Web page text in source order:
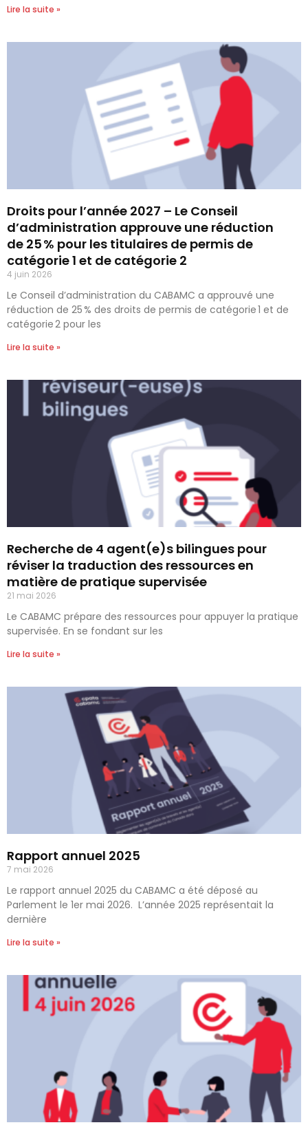
Lire la suite »
Droits pour l’année 2027 – Le Conseil
d’administration approuve une réduction
de 25 % pour les titulaires de permis de
catégorie 1 et de catégorie 2
4 juin 2026
Le Conseil d’administration du CABAMC a approuvé une
réduction de 25 % des droits de permis de catégorie 1 et de
catégorie 2 pour les
Lire la suite »
Recherche de 4 agent(e)s bilingues pour
réviser la traduction des ressources en
matière de pratique supervisée
21 mai 2026
Le CABAMC prépare des ressources pour appuyer la pratique
supervisée. En se fondant sur les
Lire la suite »
Rapport annuel 2025
7 mai 2026
Le rapport annuel 2025 du CABAMC a été déposé au
Parlement le 1er mai 2026. L’année 2025 représentait la
dernière
Lire la suite »